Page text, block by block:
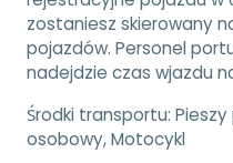
zostaniesz skierowany
pojazdów. Personel
nadejdzie czas wjazdu
Środki transportu:
osobowy, Motocykl